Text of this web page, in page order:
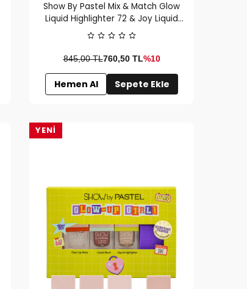
Show By Pastel Mix & Match Glow
Liquid Highlighter 72 & Joy Liquid
Blush 53
845,00 TL760,50TL%10
Hemen Al Sepete Ekle
YENI